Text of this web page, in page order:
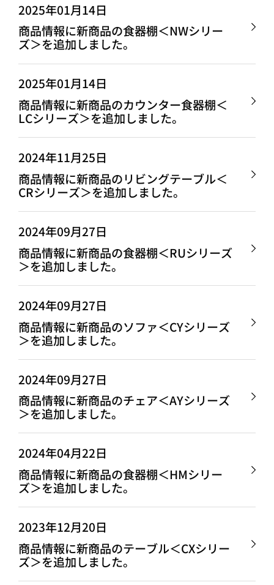
2025年01月14日
商品情報に新商品の食器棚＜NWシリー
ズ＞を追加しました。
2025年01月14日
商品情報に新商品のカウンター食器棚＜
LCシリーズ＞を追加しました。
2024年11月25日
商品情報に新商品のリビングテーブル＜
CRシリーズ＞を追加しました。
2024年09月27日
商品情報に新商品の食器棚＜RUシリーズ
＞を追加しました。
2024年09月27日
商品情報に新商品のソファ＜CYシリーズ
＞を追加しました。
2024年09月27日
商品情報に新商品のチェア＜AYシリーズ
＞を追加しました。
2024年04月22日
商品情報に新商品の食器棚＜HMシリー
ズ＞を追加しました。
2023年12月20日
商品情報に新商品のテーブル＜CXシリー
ズ＞を追加しました。